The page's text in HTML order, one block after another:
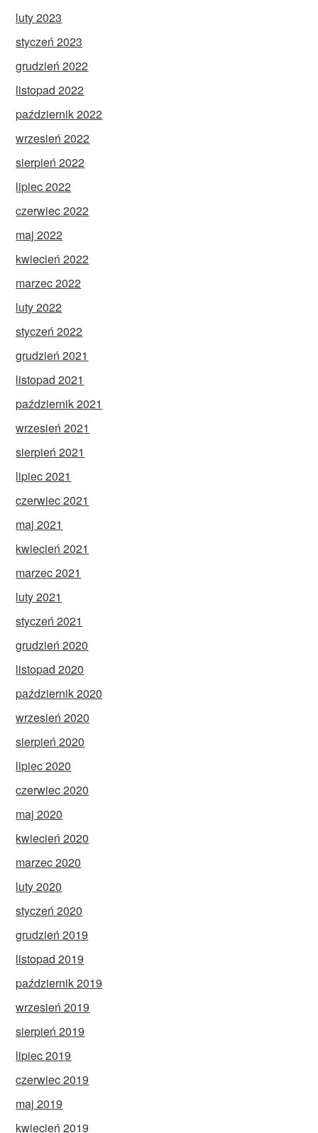
luty 2023
styczeń 2023
grudzień 2022
listopad 2022
październik 2022
wrzesień 2022
sierpień 2022
lipiec 2022
czerwiec 2022
maj 2022
kwiecień 2022
marzec 2022
luty 2022
styczeń 2022
grudzień 2021
listopad 2021
październik 2021
wrzesień 2021
sierpień 2021
lipiec 2021
czerwiec 2021
maj 2021
kwiecień 2021
marzec 2021
luty 2021
styczeń 2021
grudzień 2020
listopad 2020
październik 2020
wrzesień 2020
sierpień 2020
lipiec 2020
czerwiec 2020
maj 2020
kwiecień 2020
marzec 2020
luty 2020
styczeń 2020
grudzień 2019
listopad 2019
październik 2019
wrzesień 2019
sierpień 2019
lipiec 2019
czerwiec 2019
maj 2019
kwiecień 2019